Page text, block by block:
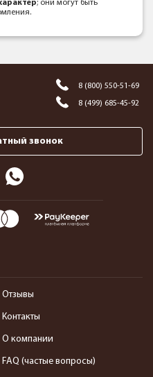
; они могут быть
8 (800) 550-51-69
8 (499) 685-45-92
звонок
Отзывы
Контакты
О компании
FAQ (частые вопросы)